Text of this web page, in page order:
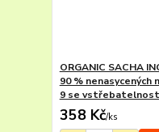
ORGANIC SACHA
90 % nenasycených
9 se vstřebatelnosti
358 Kč/ks